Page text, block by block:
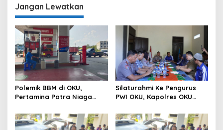
Daerah
Jangan Lewatkan
Polemik BBM di OKU,
Pertamina Patra Niaga
Optimalkan Penyaluran
BBM Subsidi dan Perkuat
Silaturahmi Ke Pengurus
PWI OKU, Kapolres OKU
Media dan Polri